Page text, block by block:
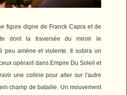
figure digne de Franck Capra et de
dont la traversée du miroir le
peu amène et violente. Il subira un
opérant dans Empire Du Soleil et
une colline pour aller sur l'autre
champ de bataille. Un mouvement